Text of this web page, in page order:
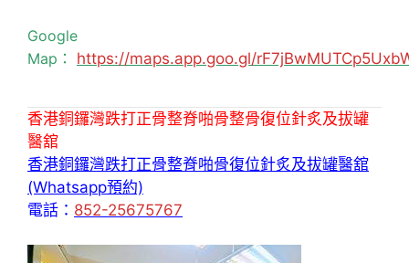
Google
Map： https://maps.app.goo.gl/
香港銅鑼灣跌打正骨整脊啪骨整骨復位針炙及拔罐
醫舘
香港銅鑼灣跌打正骨整脊啪骨復位針炙及拔罐醫舘
(Whatsapp預約)
電話： 852-25675767